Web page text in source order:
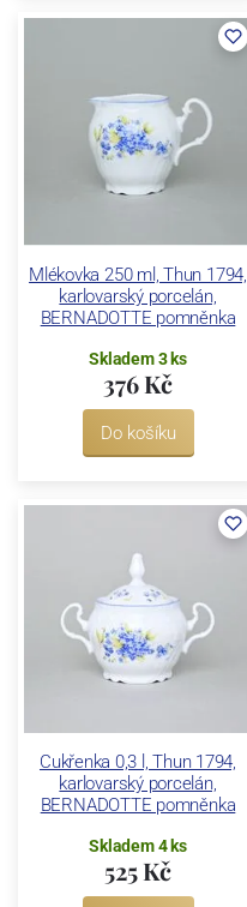
Mlékovka 250 ml, Thun 1794,
karlovarský porcelán,
BERNADOTTE pomněnka
Skladem 3 ks
376 Kč
Do košíku
Cukřenka 0,3 l, Thun 1794,
karlovarský porcelán,
BERNADOTTE pomněnka
Skladem 4 ks
525 Kč